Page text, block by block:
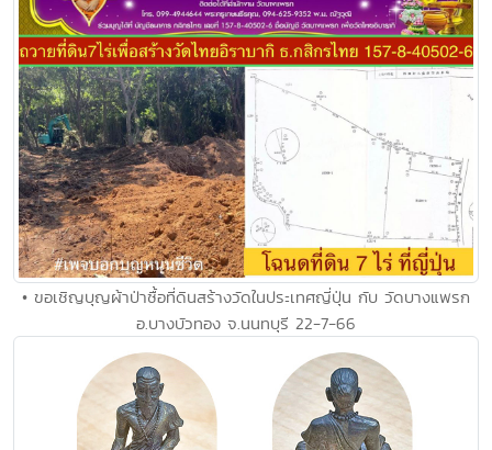
• ขอเชิญบุญผ้าป่าซื้อที่ดินสร้างวัดในประเทศญี่ปุ่น กับ วัดบางแพรก
อ.บางบัวทอง จ.นนทบุรี 22-7-66